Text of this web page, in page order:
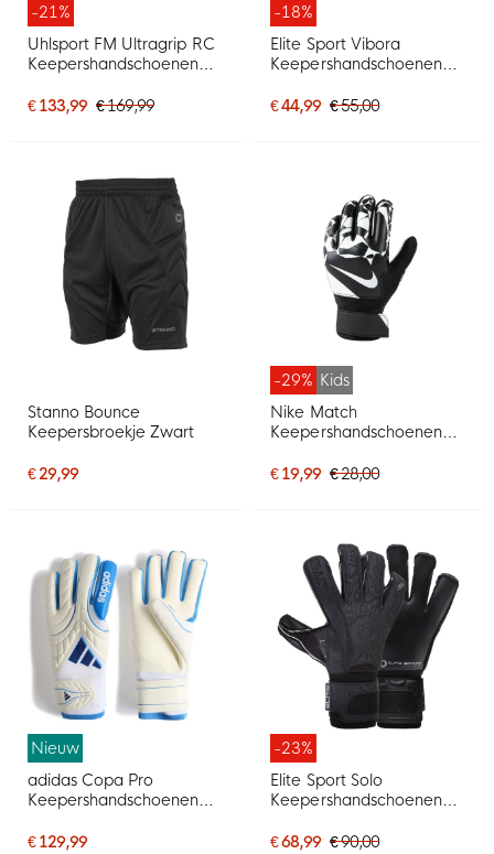
-21%
Uhlsport FM Ultragrip RC
Keepershandschoenen
€ 133,99 € 169,99
-18%
Elite Sport Vibora
Keepershandschoenen
€ 44,99 € 55,00
Stanno Bounce
Keepersbroekje Zwart
€ 29,99
-29% Kids
Nike Match
Keepershandschoenen
€ 19,99 € 28,00
Nieuw
adidas Copa Pro
Keepershandschoenen
€ 129,99
-23%
Elite Sport Solo
Keepershandschoenen
€ 68,99 € 90,00